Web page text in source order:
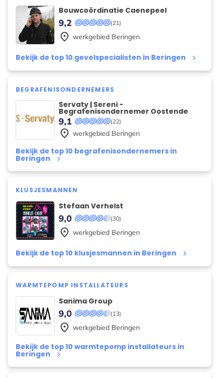
Bouwcoördinatie Caenepeel
(21)
9,2
Bekijk de top 10 gevelspecialisten in Beringen keyboard_arrow_right
place werkgebied Beringen
BEGRAFENISONDERNEMERS
Servaty | Sereni -
Begrafenisondernemer Oostende
(22)
9,1
Bekijk de top 10 begrafenisondernemers in
Beringen keyboard_arrow_right
place werkgebied Beringen
KLUSJESMANNEN
Stefaan Verhelst
(30)
9,0
Bekijk de top 10 klusjesmannen in Beringen keyboard_arrow_right
place werkgebied Beringen
WARMTEPOMP INSTALLATEURS
Sanima Group
(13)
9,0
Bekijk de top 10 warmtepomp installateurs in
Beringen keyboard_arrow_right
place werkgebied Beringen